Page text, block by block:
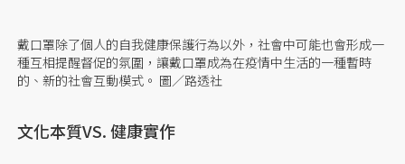
戴口罩除了個人的自我健康保護行為以外，社會中可能也會形成一
種互相提醒督促的氛圍，讓戴口罩成為在疫情中生活的一種暫時
的、新的社會互動模式。 圖／路透社
文化本質VS. 健康實作